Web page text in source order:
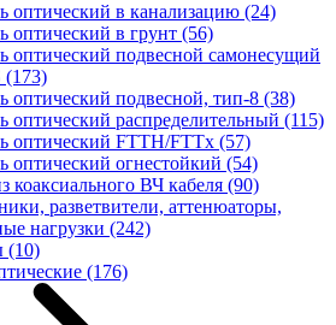
оптический в канализацию (24)
оптический в грунт (56)
оптический подвесной самонесущий
(173)
оптический подвесной, тип-8 (38)
оптический распределительный (115)
оптический FTTH/FTTx (57)
оптический огнестойкий (54)
коаксиального ВЧ кабеля (90)
разветвители, аттенюаторы,
нагрузки (242)
(10)
(176)